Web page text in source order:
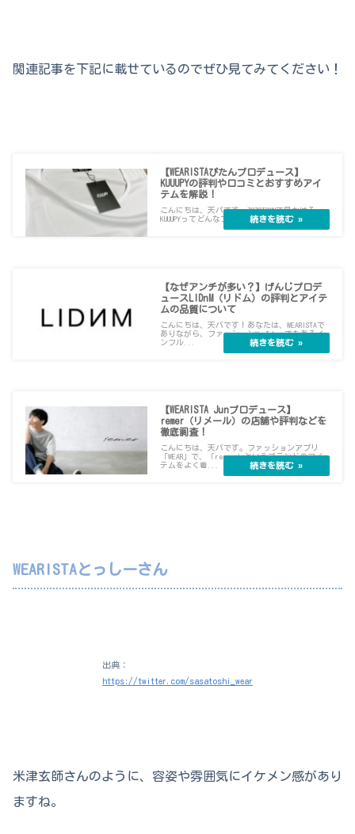
関連記事を下記に載せているのでぜひ見てみてください！
【WEARISTAぴたんプロデュース】
KUUUPYの評判や口コミとおすすめアイ
テムを解説！
こんにちは、天パです。ZOZOTOWNで見かける
KUUUPYってどんなブランドなの？おすすめ...
【なぜアンチが多い？】げんじプロデ
ュースLIDnM（リドム）の評判とアイテ
ムの品質について
こんにちは、天パです！あなたは、WEARISTAで
ありながら、ファッションYouTuberでもあるイ
ンフル...
【WEARISTA Junプロデュース】
remer（リメール）の店舗や評判などを
徹底調査！
こんにちは、天パです。ファッションアプリ
「WEAR」で、「remer」というブランドのアイ
テムをよく着...
WEARISTAとっしーさん
出典：
https://twitter.com/sasatoshi_wear
米津玄師さんのように、容姿や雰囲気にイケメン感があり
ますね。